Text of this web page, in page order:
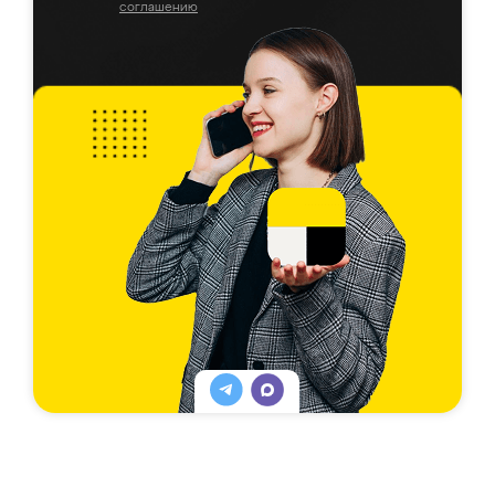
соглашению